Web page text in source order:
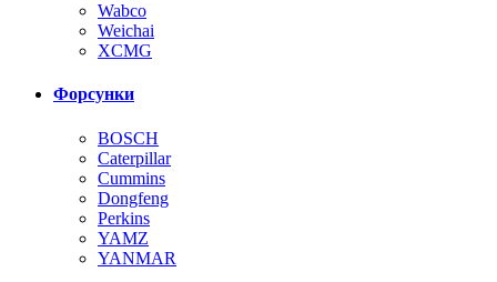
Wabco
Weichai
XCMG
Форсунки
BOSCH
Caterpillar
Cummins
Dongfeng
Perkins
YAMZ
YANMAR